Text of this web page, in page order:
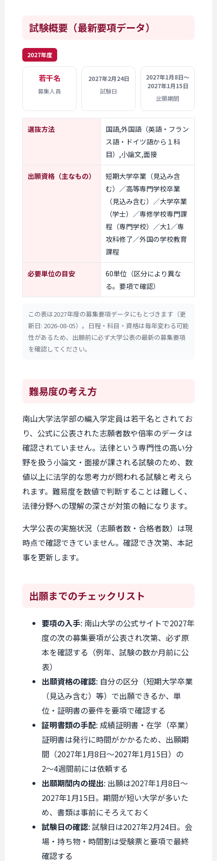
試験概要 （最新要項データ）
2027年度
若干名
募集人員
2027年2月24日
試験日
2027年1月8日〜
2027年1月15日
出願期間
選抜方法
国語,外国語（英語・フラン
ス語・ドイツ語から１科
目）,小論文,面接
出願資格 （主なもの）
短期大学卒業（見込み含
む）／高等専門学校卒業
（見込み含む）／大学卒業
（学士）／専修学校専門課
程（専門学校）／大1／専
攻科修了／外国の学校教育
課程
必要単位の目安
60単位（区分により異な
る。要項で確認）
この表は2027年度の募集要項データにもとづきます（更
新日: 2026-08-05）。日程・科目・資格は毎年変わる可能
性があるため、出願前に必ず大学公表の最新の募集要項
を確認してください。
難易度の考え方
南山大学法学部の編入学定員は若干名とされてお
り、公式に公表された志願者数や倍率のデータは
確認されていません。法律という専門性の高い分
野を扱う小論文・面接が課される試験のため、数
値以上に法学的な思考力が問われる試験と考えら
れます。難易度を数値で判断することは難しく、
法律分野への理解の深さが対策の軸になります。
大学公表の実施状況（志願者数・合格者数）は現
時点で確認できていません。確認でき次第、本記
事を更新します。
出願までのチェックリスト
要項の入手: 南山大学の公式サイトで2027年
度の次の募集要項が公表され次第、必ず原
本を確認する（例年、試験の数か月前に公
表）
出願資格の確認: 自分の区分（短期大学卒業
（見込み含む）等）で出願できるか、単
位・証明書の要件を要項で確認する
証明書類の手配: 成績証明書・在学（卒業）
証明書は発行に時間がかかるため、出願期
間（2027年1月8日〜2027年1月15日）の
2〜4週間前には依頼する
出願期間内の提出: 出願は2027年1月8日〜
2027年1月15日。期間が短い大学が多いた
め、書類は事前にそろえておく
試験日の確認: 試験日は2027年2月24日。会
場・持ち物・時間割は受験票と要項で最終
確認する